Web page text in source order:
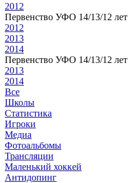
2012
Первенство УФО 14/13/12 лет
2012
2013
2014
Первенство УФО 14/13/12 лет
2013
2014
Все
Школы
Статистика
Игроки
Медиа
Фотоальбомы
Трансляции
Маленький хоккей
Антидопинг